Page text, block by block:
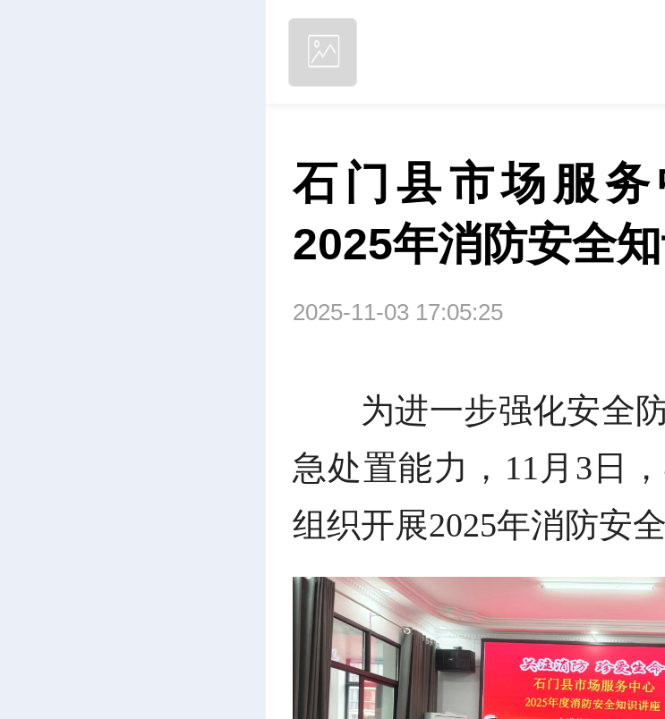
石门县市场服
2025年消防安全
2025-11-03 17:05:25
为进一步强化安全
急处置能力，11月3日
组织开展2025年消防安